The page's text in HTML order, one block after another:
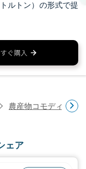
ルトン）の形式で提
農産物コモディティ
ェア